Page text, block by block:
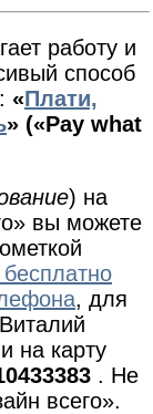
работу и
способ
«Плати,
» («Pay what
) на
вы можете
, для
на карту
. Не
всего».